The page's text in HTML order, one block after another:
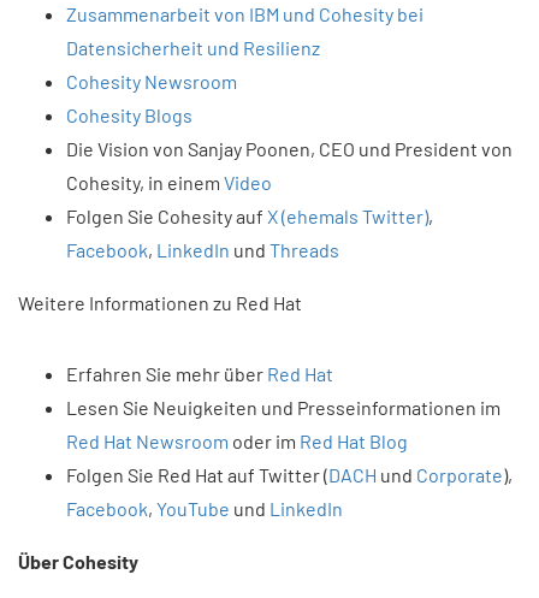
Zusammenarbeit von IBM und Cohesity bei
Datensicherheit und Resilienz
Cohesity Newsroom
Cohesity Blogs
Die Vision von Sanjay Poonen, CEO und President von
Cohesity, in einem Video
Folgen Sie Cohesity auf X (ehemals Twitter),
Facebook, LinkedIn und Threads
Weitere Informationen zu Red Hat​
Erfahren Sie mehr über Red Hat
Lesen Sie Neuigkeiten und Presseinformationen im
Red Hat Newsroom oder im Red Hat Blog
Folgen Sie Red Hat auf Twitter (DACH und Corporate),
Facebook, YouTube und LinkedIn
Über Cohesity​